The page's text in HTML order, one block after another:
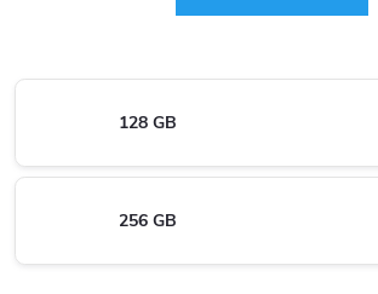
128 GB
256 GB